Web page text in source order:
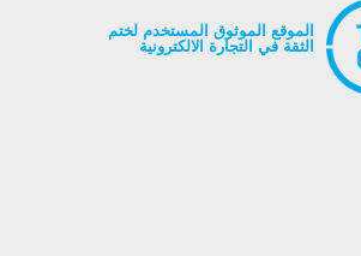
الموقع الموثوق المستخدم لختم
الثقة في التجارة الالكترونية